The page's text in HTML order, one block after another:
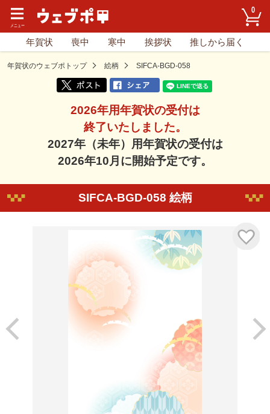
0
年賀状 喪中 寒中 挨拶状 推しから届く
年賀状のウェブポトップ 絵柄 SIFCA-BGD-058
2026年用年賀状の受付は
終了いたしました。
2027年（未年）用年賀状の受付は
2026年10月に開始予定です。
SIFCA-BGD-058 絵柄